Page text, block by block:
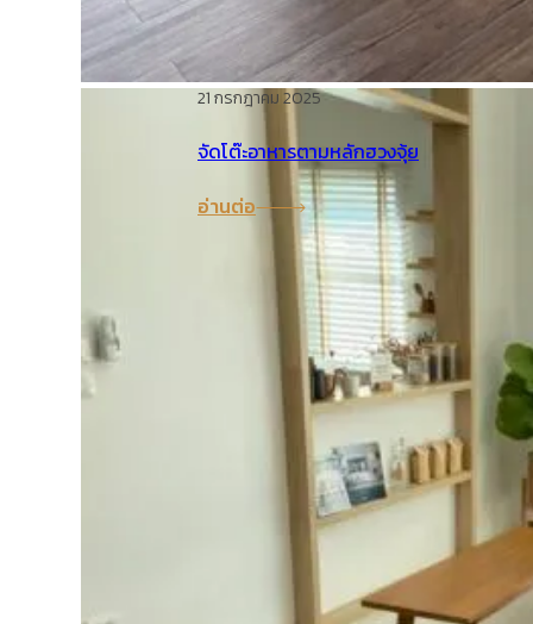
21 กรกฎาคม 2025
จัดโต๊ะอาหารตามหลักฮวงจุ้ย
อ่านต่อ